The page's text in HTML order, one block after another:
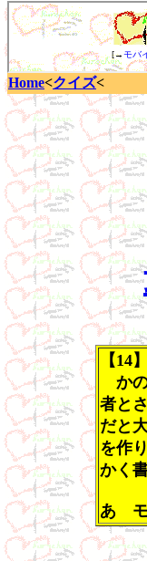
Home<クイズ<
【
かの
者と
だと
を作
かく
あ